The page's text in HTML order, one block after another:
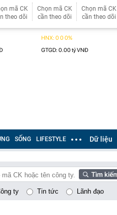
mã CK
theo dõi
Chọn mã CK
cần theo dõi
Chọn mã CK
cần theo dõi
SỐNG LIFESTYLE Dữ liệu
ty Tin tức Lãnh đạo